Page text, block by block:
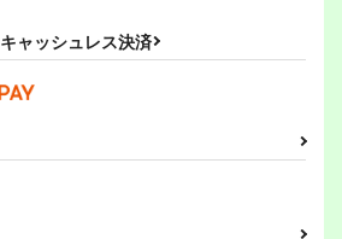
キャッシュレス決済